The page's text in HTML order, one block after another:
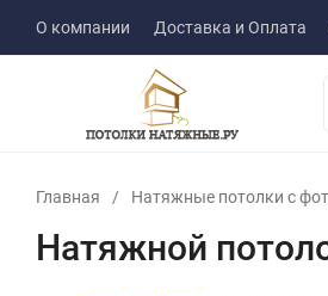
О компании Доставка и Оплата
Главная / Натяжные потолки с
Натяжной